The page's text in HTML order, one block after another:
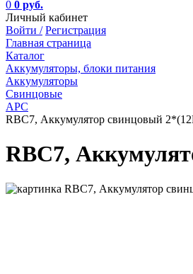
0 0 руб.
Личный кабинет
Войти / Регистрация
Главная страница
Каталог
Аккумуляторы, блоки питания
Аккумуляторы
Свинцовые
APC
RBC7, Аккумулятор свинцовый
RBC7,